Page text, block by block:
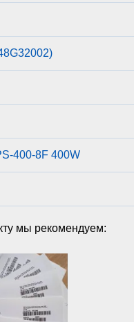
400-8F 400W
мы рекомендуем: